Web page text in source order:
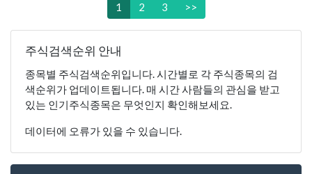
1 2 3 >>
주식검색순위 안내
종목별 주식검색순위입니다. 시간별로 각 주식종목의 검
색순위가 업데이트됩니다. 매 시간 사람들의 관심을 받고
있는 인기주식종목은 무엇인지 확인해보세요.
데이터에 오류가 있을 수 있습니다.